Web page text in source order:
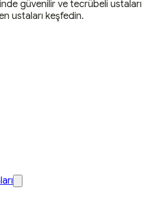
güvenilir ve tecrübeli ustaları
ustaları keşfedin.